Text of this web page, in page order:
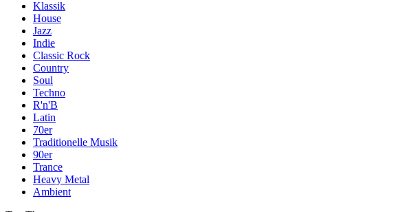
Klassik
House
Jazz
Indie
Classic Rock
Country
Soul
Techno
R'n'B
Latin
70er
Traditionelle Musik
90er
Trance
Heavy Metal
Ambient